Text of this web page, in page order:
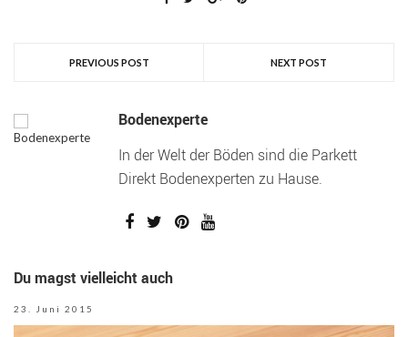
PREVIOUS POST NEXT POST
Bodenexperte
In der Welt der Böden sind die Parkett
Direkt Bodenexperten zu Hause.
Du magst vielleicht auch
23. Juni 2015